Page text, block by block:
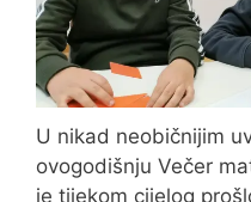
U nikad neobičnijim
ovogodišnju Večer
je tijekom cijelog